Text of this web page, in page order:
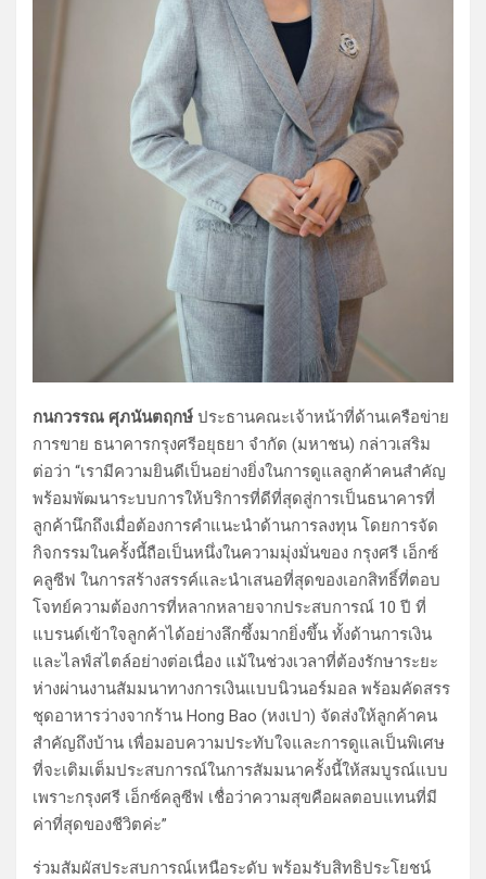
กนกวรรณ ศุภนันตฤกษ์ ประธานคณะเจ้าหน้าที่ด้านเครือข่าย
การขาย ธนาคารกรุงศรีอยุธยา จำกัด (มหาชน) กล่าวเสริม
ต่อว่า “เรามีความยินดีเป็นอย่างยิ่งในการดูแลลูกค้าคนสำคัญ
พร้อมพัฒนาระบบการให้บริการที่ดีที่สุดสู่การเป็นธนาคารที่
ลูกค้านึกถึงเมื่อต้องการคำแนะนำด้านการลงทุน โดยการจัด
กิจกรรมในครั้งนี้ถือเป็นหนึ่งในความมุ่งมั่นของ กรุงศรี เอ็กซ์
คลูซีฟ ในการสร้างสรรค์และนำเสนอที่สุดของเอกสิทธิ์ที่ตอบ
โจทย์ความต้องการที่หลากหลายจากประสบการณ์ 10 ปี ที่
แบรนด์เข้าใจลูกค้าได้อย่างลึกซึ้งมากยิ่งขึ้น ทั้งด้านการเงิน
และไลฟ์สไตล์อย่างต่อเนื่อง แม้ในช่วงเวลาที่ต้องรักษาระยะ
ห่างผ่านงานสัมมนาทางการเงินแบบนิวนอร์มอล พร้อมคัดสรร
ชุดอาหารว่างจากร้าน Hong Bao (หงเปา) จัดส่งให้ลูกค้าคน
สำคัญถึงบ้าน เพื่อมอบความประทับใจและการดูแลเป็นพิเศษ
ที่จะเติมเต็มประสบการณ์ในการสัมมนาครั้งนี้ให้สมบูรณ์แบบ
เพราะกรุงศรี เอ็กซ์คลูซีฟ เชื่อว่าความสุขคือผลตอบแทนที่มี
ค่าที่สุดของชีวิตค่ะ”
ร่วมสัมผัสประสบการณ์เหนือระดับ พร้อมรับสิทธิประโยชน์